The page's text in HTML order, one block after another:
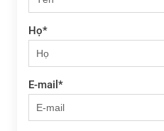
Họ*
E-mail *